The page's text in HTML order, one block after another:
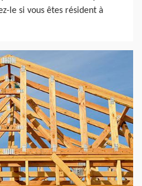
le si vous êtes résident à